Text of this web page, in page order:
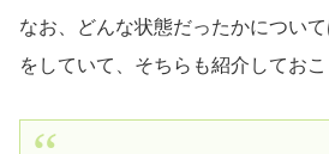
なお、どんな状態だったかについ
をしていて、そちらも紹介しておこ